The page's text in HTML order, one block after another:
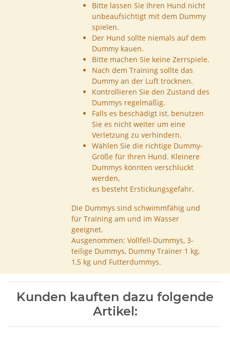
Bitte lassen Sie Ihren Hund nicht
unbeaufsichtigt mit dem Dummy
spielen.
Der Hund sollte niemals auf dem
Dummy kauen.
Bitte machen Sie keine Zerrspiele.
Nach dem Training sollte das
Dummy an der Luft trocknen.
Kontrollieren Sie den Zustand des
Dummys regelmäßig.
Falls es beschädigt ist, benutzen
Sie es nicht weiter um eine
Verletzung zu verhindern.
Wählen Sie die richtige Dummy-
Größe für Ihren Hund. Kleinere
Dummys könnten verschluckt
werden,
es besteht Erstickungsgefahr.
Die Dummys sind schwimmfähig und
für Training am und im Wasser
geeignet.
Ausgenommen: Vollfell-Dummys, 3-
teilige Dummys, Dummy Trainer 1 kg,
1,5 kg und Futterdummys.
Kunden kauften dazu folgende
Artikel: